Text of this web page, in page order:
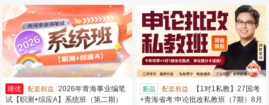
限优 配套权益
2026年青海事业编笔
试【职测+综应A】系统班（第二期）
新品 配套权益
【1对1私教】27国考
+青海省考:申论批改私教班（7期）8月